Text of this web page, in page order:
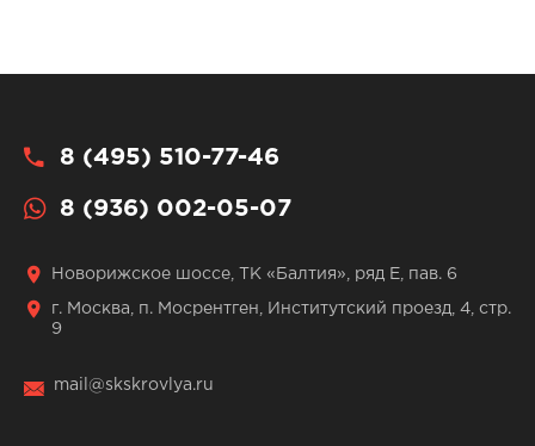
8 (495) 510-77-46
8 (936) 002-05-07
Новорижское шоссе, ТК «Балтия», ряд Е, пав. 6
г. Москва, п. Мосрентген, Институтский проезд, 4, стр.
9
mail@skskrovlya.ru